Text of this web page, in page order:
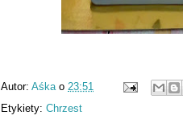
Autor: Aśka o 23:51
Etykiety: Chrzest